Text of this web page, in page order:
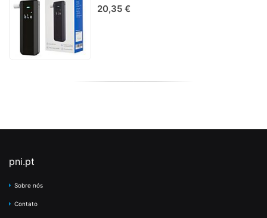
20,35 €
pni.pt
Sobre nós
Contato